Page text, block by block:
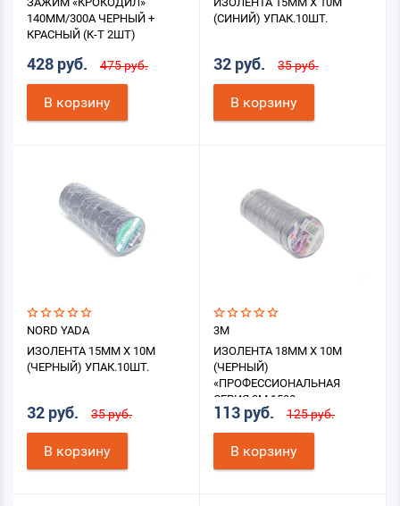
140ММ/300А ЧЕРНЫЙ +
КРАСНЫЙ (К-Т 2ШТ)
428 руб. 475 руб.
В корзину
(СИНИЙ) УПАК.10ШТ.
32 руб. 35 руб.
В корзину
NORD YADA
ИЗОЛЕНТА 15ММ X 10М
(ЧЕРНЫЙ) УПАК.10ШТ.
32 руб. 35 руб.
В корзину
3M
ИЗОЛЕНТА 18ММ X 10М
(ЧЕРНЫЙ)
«ПРОФЕССИОНАЛЬНАЯ
СЕРИЯ 3М 1500»
113 руб. 125 руб.
В корзину